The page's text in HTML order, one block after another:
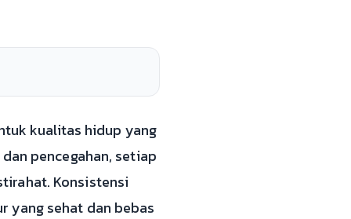
kualitas hidup yang
pencegahan, setiap
Konsistensi
yang sehat dan bebas